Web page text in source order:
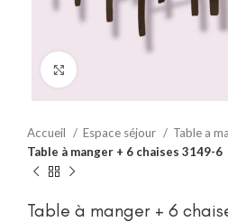
Accueil Espace séjour
Table a
Table à manger + 6 chaises 3149-6
Table à manger + 6